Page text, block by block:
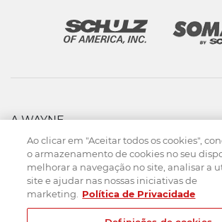
A WAYNE
PRODUTOS
FORÇA DE VENDAS
ASSISTÊNCIA TÉCNICA
DOWNLOADS
CONTATO
Ao clicar em "Aceitar todos os cookies",
o armazenamento de cookies no seu
melhorar a navegação no site, analisar a
site e ajudar nas nossas iniciativas de
marketing.
Política de Privacidade